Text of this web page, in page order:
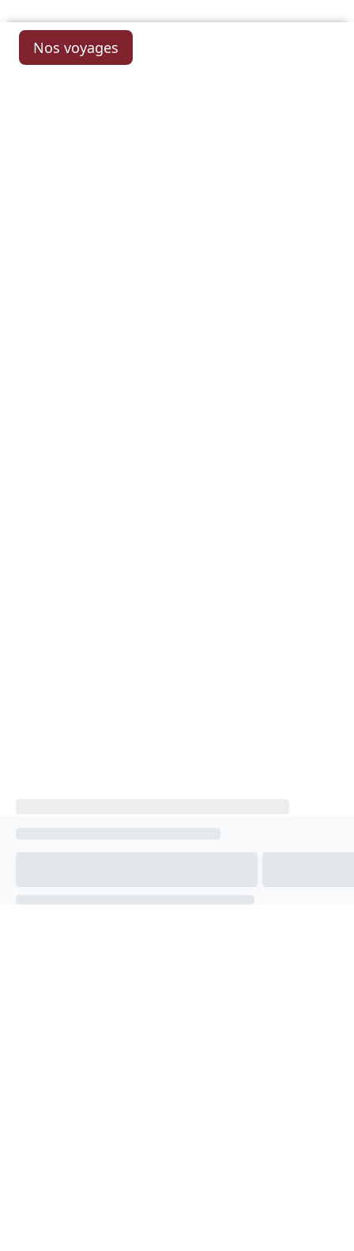
Nos voyages